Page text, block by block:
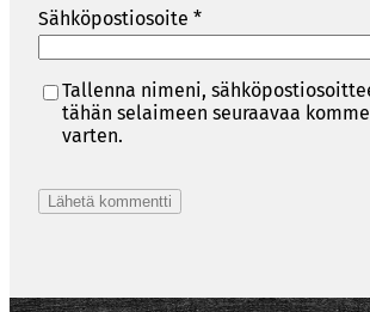
Sähköpostiosoite *
Tallenna nimeni,
tähän selaimeen seuraavaa
varten.